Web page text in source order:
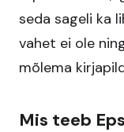
seda sageli ka
vahet ei ole
mõlema
Mis teeb